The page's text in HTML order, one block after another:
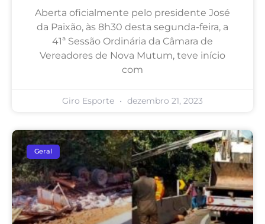
Aberta oficialmente pelo presidente José
da Paixão, às 8h30 desta segunda-feira, a
41ª Sessão Ordinária da Câmara de
Vereadores de Nova Mutum, teve início
com
Giro Esporte dezembro 21, 2023
Geral